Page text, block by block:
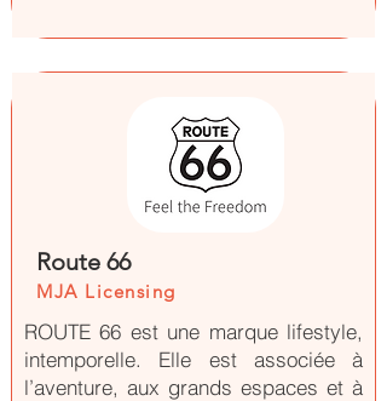
Route 66
MJA Licensing
ROUTE 66 est une marque lifestyle,
intemporelle. Elle est associée à
l’aventure, aux grands espaces et à